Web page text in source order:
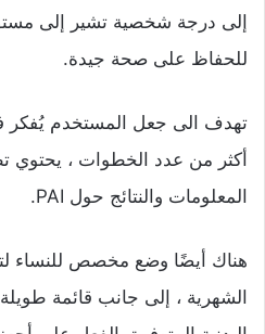
إلى درجة شخصية تشير إلى
للحفاظ على صحة جيدة.
تهدف الى جعل المستخدم
المعلومات والنتائج حول PAI.
هناك أيضًا وضع مخصص للنساء
الشهرية ، إلى جانب قائمة